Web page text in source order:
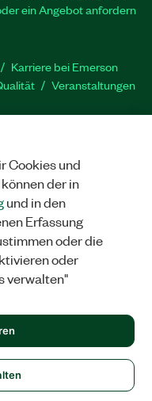
ein Angebot anfordern
Karriere bei Emerson
Veranstaltungen
stellen
Feedback
YouTube
Twitter
Cookies und
der in
und in den
Erfassung
oder die
oder
verwalten"